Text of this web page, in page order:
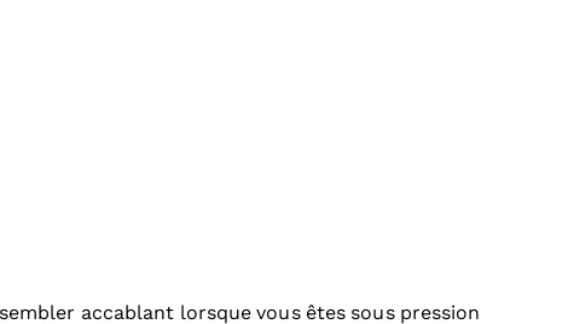
accablant lorsque vous êtes sous pression